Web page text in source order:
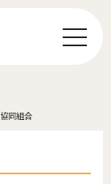
同組合